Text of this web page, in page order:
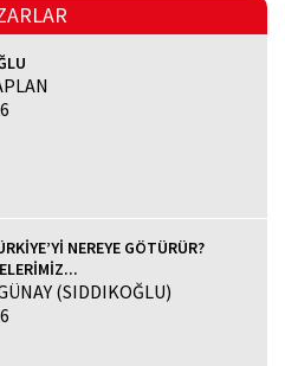
NEREYE GÖTÜRÜR?
(SIDDIKOĞLU)